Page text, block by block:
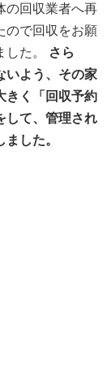
の回収業者へ再
ので回収をお願
た。
さら
いよう、その家
きく「回収予約
して、管理され
した。